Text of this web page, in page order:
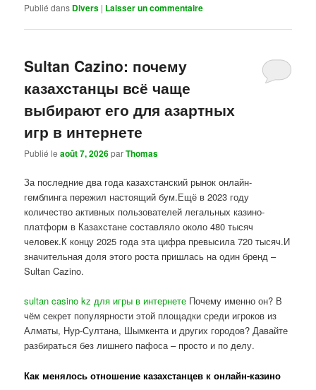
Publié dans Divers | Laisser un commentaire
Sultan Cazino: почему
казахстанцы всё чаще
выбирают его для азартных
игр в интернете
Publié leaoût 7, 2026parThomas
За последние два года казахстанский рынок онлайн-
гемблинга пережил настоящий бум.Ещё в 2023 году
количество активных пользователей легальных казино-
платформ в Казахстане составляло около 480 тысяч
человек.К концу 2025 года эта цифра превысила 720 тысяч.И
значительная доля этого роста пришлась на один бренд –
Sultan Cazino.
sultan casino kz для игры в интернете Почему именно он? В
чём секрет популярности этой площадки среди игроков из
Алматы, Нур-Султана, Шымкента и других городов? Давайте
разбираться без лишнего пафоса – просто и по делу.
Как менялось отношение казахстанцев к онлайн-казино